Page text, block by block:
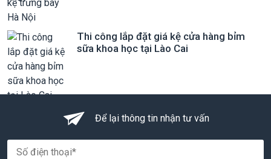
Thi công lắp đặt giá kệ cửa hàng bỉm
sữa khoa học tại Lào Cai
Để lại thông tin nhận tư vấn